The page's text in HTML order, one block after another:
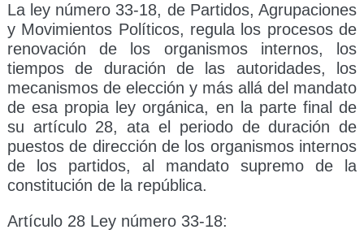
La ley número 33-18, de Partidos, Agrupaciones
y Movimientos Políticos, regula los procesos de
renovación de los organismos internos, los
tiempos de duración de las autoridades, los
mecanismos de elección y más allá del mandato
de esa propia ley orgánica, en la parte final de
su artículo 28, ata el periodo de duración de
puestos de dirección de los organismos internos
de los partidos, al mandato supremo de la
constitución de la república.
Artículo 28 Ley número 33-18: